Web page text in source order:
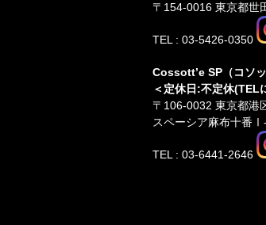
〒154-0016 東京都世
TEL : 03-5426-0350
Cossott’e SP（コソ
＜定休日:不定休(TEL
〒106-0032 東京都港
スペーシア麻布十番
TEL : 03-6441-2646